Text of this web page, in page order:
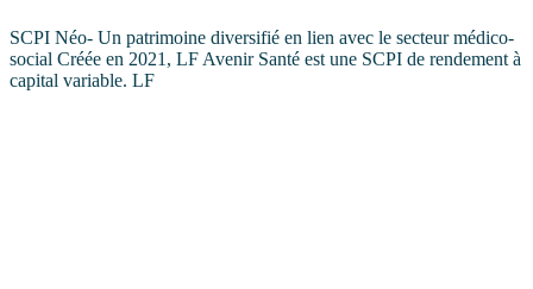
SCPI Néo- Un patrimoine diversifié en lien avec le secteur médico-
social Créée en 2021, LF Avenir Santé est une SCPI de rendement à
capital variable. LF